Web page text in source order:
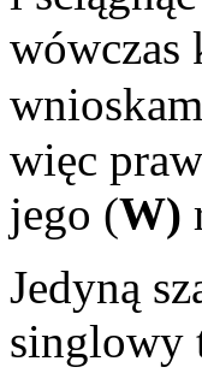
wówczas
więc
jego (W)
Jedyną
singlowy